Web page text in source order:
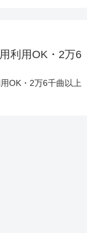
利用OK・2万6
OK・2万6千曲以上